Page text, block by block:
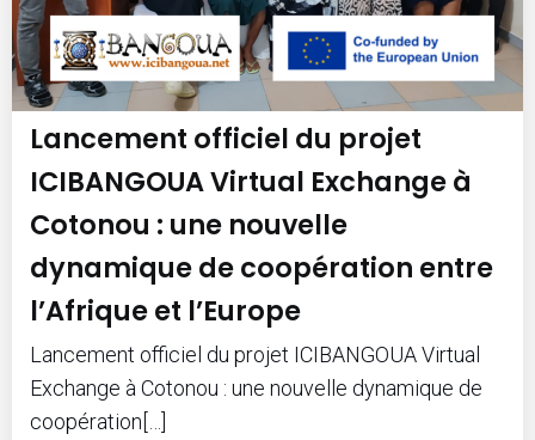
Lancement officiel du projet
ICIBANGOUA Virtual Exchange à
Cotonou : une nouvelle
dynamique de coopération entre
l’Afrique et l’Europe
Lancement officiel du projet ICIBANGOUA Virtual
Exchange à Cotonou : une nouvelle dynamique de
coopération[…]